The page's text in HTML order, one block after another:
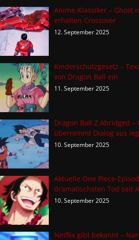
Anime-Klassiker – Ghost
erhalten Crossover
12. September 2025
Kinderschutzgesetz –
von Dragon Ball ein
11. September 2025
Dragon Ball Z Abridged –
übernimmt Dialog aus
10. September 2025
Aktuelle One Piece-
dramatischsten Tod seit
10. September 2025
Netflix gibt bekannt –